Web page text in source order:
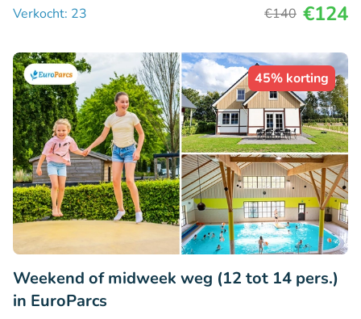
Verkocht: 23
€140 €124
45% korting
Weekend of midweek weg (12 tot 14 pers.)
in EuroParcs